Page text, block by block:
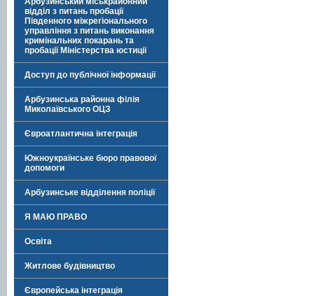
відділ з питань пробації
Південного міжрегіонального
управління з питань виконання
кримінальних покарань та
пробації Міністерства юстиції
Доступ до публічної інформації
Арбузинська районна філія
Миколаївського ОЦЗ
Євроатлантична інтеграція
Южноукраїнське бюро правової
допомоги
Арбузинське відділення поліції
Я МАЮ ПРАВО
Освіта
Житлове будівництво
Європейська інтеграція